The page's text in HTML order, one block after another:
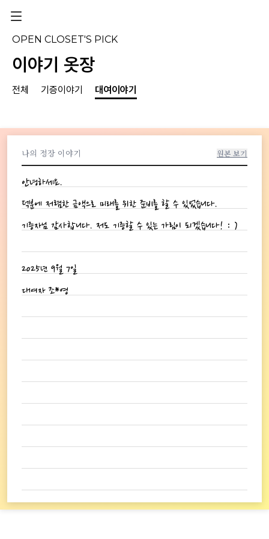
OPEN CLOSET'S PICK
이야기 옷장
전체 기증이야기 대여이야기
나의 정장 이야기 원본 보기
안녕하세요.
덕분에 저렴한 금액으로 미래를 위한 준비를 할 수 있었습니다.
기증자님 감사합니다. 저도 기증할 수 있는 가림이 되겠습니다! : )
2025년 9월 7일
대여자 조*영